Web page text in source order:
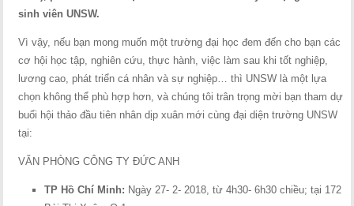
sinh viên UNSW.
Vì vậy, nếu bạn mong muốn một trường đại học đem đến cho bạn các
cơ hội học tập, nghiên cứu, thực hành, việc làm sau khi tốt nghiệp,
lương cao, phát triển cá nhân và sự nghiệp… thì UNSW là một lựa
chọn không thể phù hợp hơn, và chúng tôi trân trọng mời bạn tham dự
buổi hội thảo đầu tiên nhân dịp xuân mới cùng đại diện trường UNSW
tại:
VĂN PHÒNG CÔNG TY ĐỨC ANH
TP Hồ Chí Minh: Ngày 27- 2- 2018, từ 4h30- 6h30 chiều; tại 172